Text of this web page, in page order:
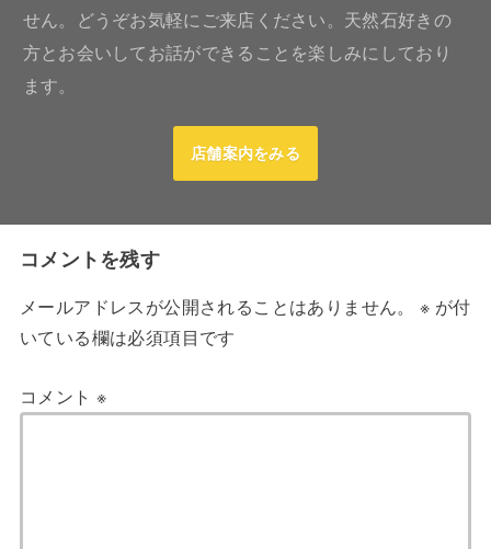
せん。どうぞお気軽にご来店ください。天然石好きの
方とお会いしてお話ができることを楽しみにしており
ます。
店舗案内をみる
コメントを残す
メールアドレスが公開されることはありません。 ※ が付
いている欄は必須項目です
コメント ※